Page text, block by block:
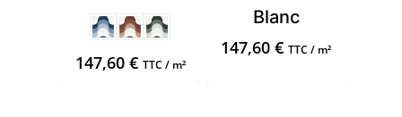
147,60 € TTC / m²
Blanc
147,60€ TTC / m²